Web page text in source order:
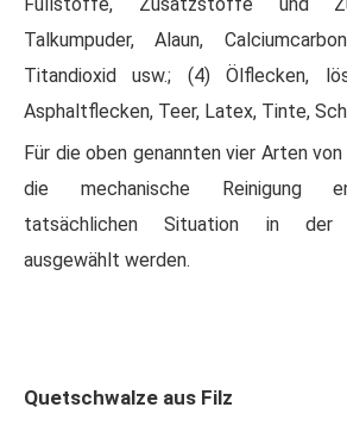
Talkumpuder, Alaun,
Titandioxid usw.; (4) Ölflecken,
Asphaltflecken, Teer, Latex, Tinte,
Für die oben genannten vier Arten
die mechanische Reinigung
tatsächlichen Situation in der
ausgewählt werden.
Quetschwalze aus Filz